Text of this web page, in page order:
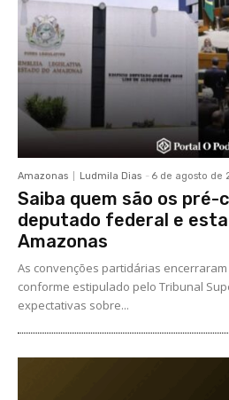
Amazonas Ludmila Dias - 6 de agosto de
Saiba quem são os pré-
deputado federal e
Amazonas
As convenções partidárias
conforme estipulado pelo Tribunal
expectativas sobre...